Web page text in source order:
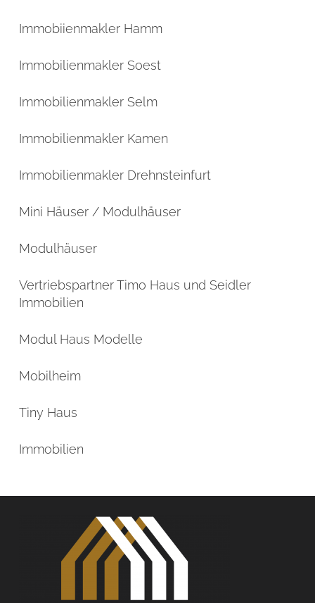
Immobiienmakler Hamm
Immobilienmakler Soest
Immobilienmakler Selm
Immobilienmakler Kamen
Immobilienmakler Drehnsteinfurt
Mini Häuser / Modulhäuser
Modulhäuser
Vertriebspartner Timo Haus und Seidler
Immobilien
Modul Haus Modelle
Mobilheim
Tiny Haus
Immobilien